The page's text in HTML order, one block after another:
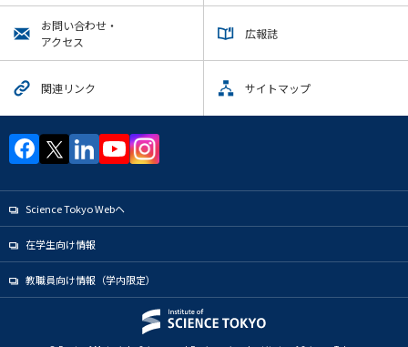
お問い合わせ・
アクセス
広報誌
関連リンク サイトマップ
Science Tokyo Webヘ
在学生向け情報
教職員向け情報（学内限定）